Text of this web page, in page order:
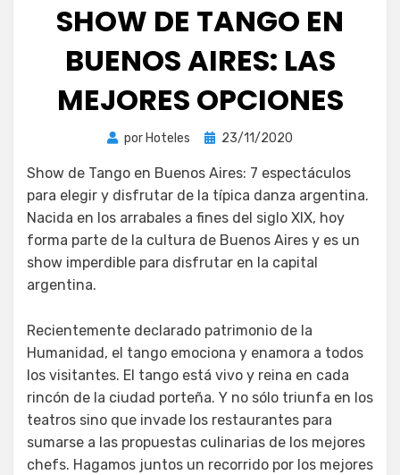
SHOW DE TANGO EN
BUENOS AIRES: LAS
MEJORES OPCIONES
porHoteles
Publicada
23/11/2020
Show de Tango en Buenos Aires: 7 espectáculos
para elegir y disfrutar de la típica danza argentina.
Nacida en los arrabales a fines del siglo XIX, hoy
forma parte de la cultura de Buenos Aires y es un
show imperdible para disfrutar en la capital
argentina.
Recientemente declarado patrimonio de la
Humanidad, el tango emociona y enamora a todos
los visitantes. El tango está vivo y reina en cada
rincón de la ciudad porteña. Y no sólo triunfa en los
teatros sino que invade los restaurantes para
sumarse a las propuestas culinarias de los mejores
chefs. Hagamos juntos un recorrido por los mejores